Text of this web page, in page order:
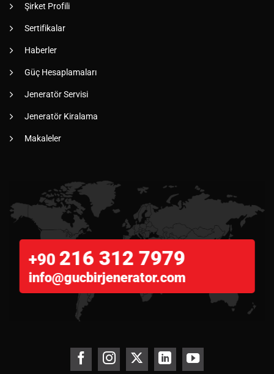
Şirket Profili
Sertifikalar
Haberler
Güç Hesaplamaları
Jeneratör Servisi
Jeneratör Kiralama
Makaleler
+90 216 312 7979
info@gucbirjenerator.com